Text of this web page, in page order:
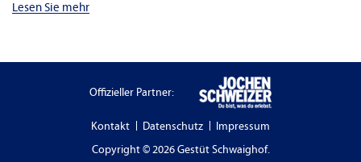
Lesen Sie mehr
Copyright © 2026 Gestüt Schwaighof.
Kontakt Datenschutz Impressum
Offizieller Partner: